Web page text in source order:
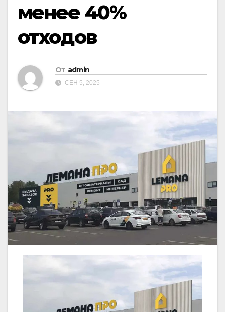
менее 40%
отходов
От admin
СЕН 5, 2025